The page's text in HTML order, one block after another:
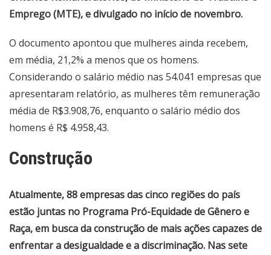
Emprego (MTE), e divulgado no início de novembro.
O documento apontou que mulheres ainda recebem,
em média, 21,2% a menos que os homens.
Considerando o salário médio nas 54.041 empresas que
apresentaram relatório, as mulheres têm remuneração
média de R$3.908,76, enquanto o salário médio dos
homens é R$ 4.958,43.
Construção
Atualmente, 88 empresas das cinco regiões do país
estão juntas no Programa Pró-Equidade de Gênero e
Raça, em busca da construção de mais ações capazes de
enfrentar a desigualdade e a discriminação. Nas sete